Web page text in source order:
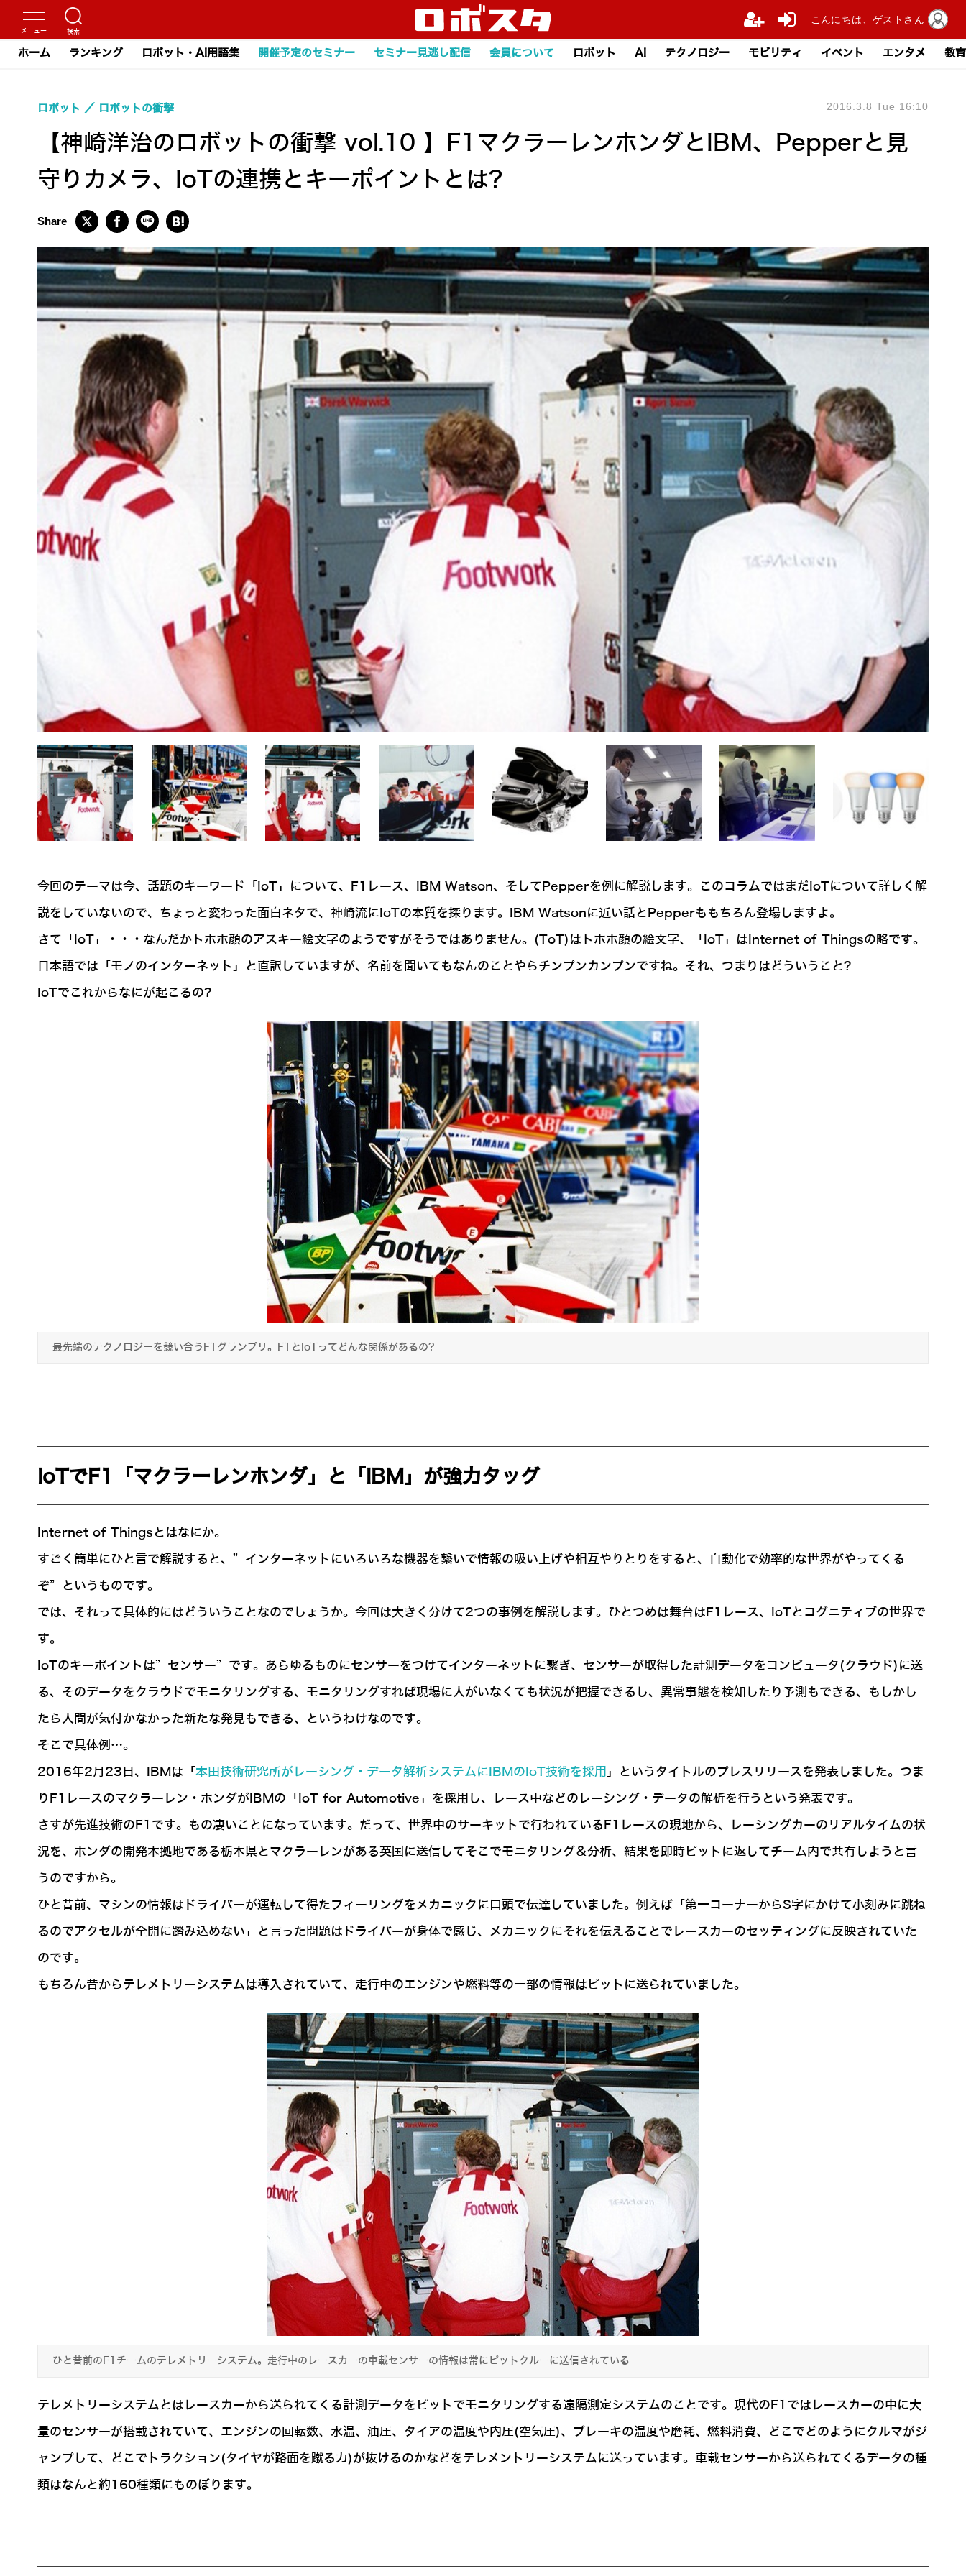
ホーム ランキング ロボット・AI用語集 開催予定のセミナー セミナー見逃し配信 会員について ロボット AI テクノロジー モビリティ イベント エンタメ 教育
【神崎洋治のロボットの衝撃 vol.10 】F1マクラーレンホンダとIBM、Pepperと見
守りカメラ、IoTの連携とキーポイントとは?
ロボット ロボットの衝撃 2016.3.8 Tue 16:10
今回のテーマは今、話題のキーワード「IoT」について、F1レース、IBM Watson、そしてPepperを例に解説します。このコラムではまだIoTについて詳しく解
説をしていないので、ちょっと変わった面白ネタで、神崎流にIoTの本質を探ります。IBM Watsonに近い話とPepperももちろん登場しますよ。
さて「IoT」・・・なんだかトホホ顔のアスキー絵文字のようですがそうではありません。(ToT)はトホホ顔の絵文字、「IoT」はInternet of Thingsの略です。
日本語では「モノのインターネット」と直訳していますが、名前を聞いてもなんのことやらチンプンカンプンですね。それ、つまりはどういうこと?
IoTでこれからなにが起こるの?
最先端のテクノロジーを競い合うF1グランプリ。F1とIoTってどんな関係があるの?
IoTでF1「マクラーレンホンダ」と「IBM」が強力タッグ
Internet of Thingsとはなにか。
すごく簡単にひと言で解説すると、”インターネットにいろいろな機器を繋いで情報の吸い上げや相互やりとりをすると、自動化で効率的な世界がやってくる
ぞ”というものです。
では、それって具体的にはどういうことなのでしょうか。今回は大きく分けて2つの事例を解説します。ひとつめは舞台はF1レース、IoTとコグニティブの世界で
す。
IoTのキーポイントは”センサー”です。あらゆるものにセンサーをつけてインターネットに繋ぎ、センサーが取得した計測データをコンピュータ(クラウド)に送
る、そのデータをクラウドでモニタリングする、モニタリングすれば現場に人がいなくても状況が把握できるし、異常事態を検知したり予測もできる、もしかし
たら人間が気付かなかった新たな発見もできる、というわけなのです。
そこで具体例…。
2016年2月23日、IBMは「 本田技術研究所がレーシング・データ解析システムにIBMのIoT技術を採用 」というタイトルのプレスリリースを発表しました。つま
りF1レースのマクラーレン・ホンダがIBMの「IoT for Automotive」を採用し、レース中などのレーシング・データの解析を行うという発表です。
さすが先進技術のF1です。もの凄いことになっています。だって、世界中のサーキットで行われているF1レースの現地から、レーシングカーのリアルタイムの状
況を、ホンダの開発本拠地である栃木県とマクラーレンがある英国に送信してそこでモニタリング＆分析、結果を即時ピットに返してチーム内で共有しようと言
うのですから。
ひと昔前、マシンの情報はドライバーが運転して得たフィーリングをメカニックに口頭で伝達していました。例えば「第一コーナーからS字にかけて小刻みに跳ね
るのでアクセルが全開に踏み込めない」と言った問題はドライバーが身体で感じ、メカニックにそれを伝えることでレースカーのセッティングに反映されていた
のです。
もちろん昔からテレメトリーシステムは導入されていて、走行中のエンジンや燃料等の一部の情報はピットに送られていました。
ひと昔前のF1チームのテレメトリーシステム。走行中のレースカーの車載センサーの情報は常にピットクルーに送信されている
テレメトリーシステムとはレースカーから送られてくる計測データをピットでモニタリングする遠隔測定システムのことです。現代のF1ではレースカーの中に大
量のセンサーが搭載されていて、エンジンの回転数、水温、油圧、タイアの温度や内圧(空気圧)、ブレーキの温度や磨耗、燃料消費、どこでどのようにクルマがジ
ャンプして、どこでトラクション(タイヤが路面を蹴る力)が抜けるのかなどをテレメントリーシステムに送っています。車載センサーから送られてくるデータの種
類はなんと約160種類にものぼります。
こんにちは、ゲストさん